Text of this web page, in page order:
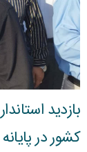
بازدید
کشور در